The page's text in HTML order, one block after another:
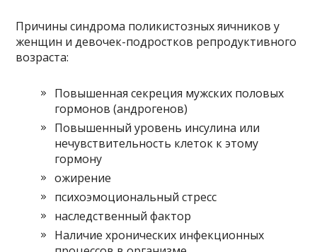
Причины синдрома поликистозных яичников у
женщин и девочек-подростков репродуктивного
возраста:
Повышенная секреция мужских половых
гормонов (андрогенов)
Повышенный уровень инсулина или
нечувствительность клеток к этому
гормону
ожирение
психоэмоциональный стресс
наследственный фактор
Наличие хронических инфекционных